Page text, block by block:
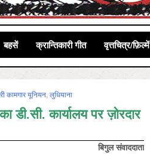
बहसें क्रान्तिकारी गीत वृत्तचित्र/फ़िल्में
कामगार यूनियन, लुधियाना
डी.सी. कार्यालय पर ज़ोरदार
बिगुल संवाददाता